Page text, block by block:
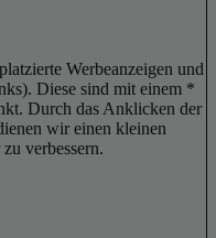
Werbeanzeigen und
Diese sind mit einem *
Durch das Anklicken der
wir einen kleinen
verbessern.